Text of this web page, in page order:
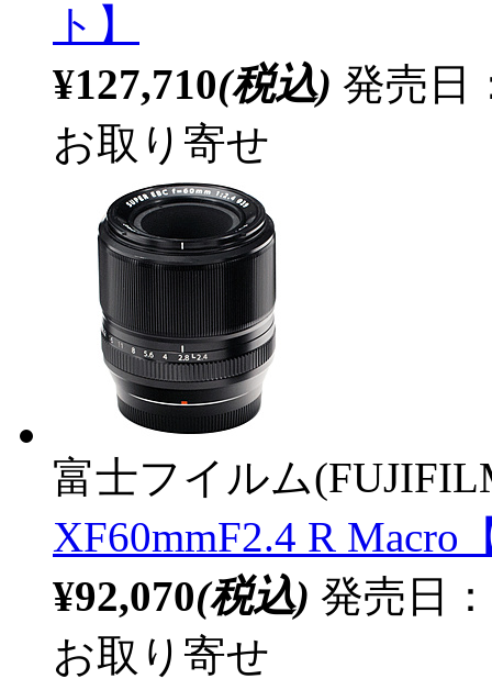
ト】
¥127,710(税込) 発売日
お取り寄せ
富士フイルム
XF60mmF2.4 R
¥92,070(税込) 発売日
お取り寄せ